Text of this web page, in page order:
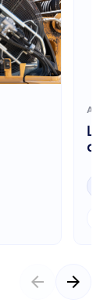
arrow_back arrow_forward